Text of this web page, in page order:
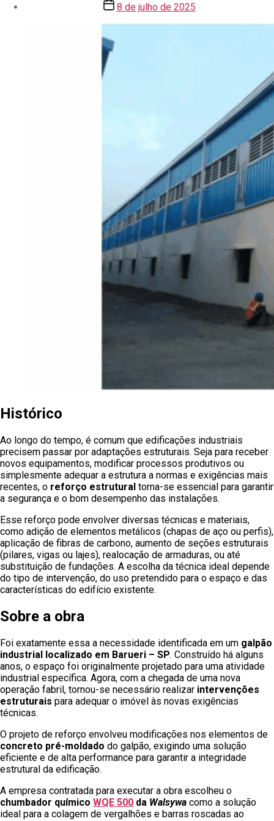
8 de julho de 2025
Histórico
Ao longo do tempo, é comum que edificações industriais
precisem passar por adaptações estruturais. Seja para receber
novos equipamentos, modificar processos produtivos ou
simplesmente adequar a estrutura a normas e exigências mais
recentes, o reforço estrutural torna-se essencial para garantir
a segurança e o bom desempenho das instalações.
Esse reforço pode envolver diversas técnicas e materiais,
como adição de elementos metálicos (chapas de aço ou perfis),
aplicação de fibras de carbono, aumento de seções estruturais
(pilares, vigas ou lajes), realocação de armaduras, ou até
substituição de fundações. A escolha da técnica ideal depende
do tipo de intervenção, do uso pretendido para o espaço e das
características do edifício existente.
Sobre a obra
Foi exatamente essa a necessidade identificada em um galpão
industrial localizado em Barueri – SP. Construído há alguns
anos, o espaço foi originalmente projetado para uma atividade
industrial específica. Agora, com a chegada de uma nova
operação fabril, tornou-se necessário realizar intervenções
estruturais para adequar o imóvel às novas exigências
técnicas.
O projeto de reforço envolveu modificações nos elementos de
concreto pré-moldado do galpão, exigindo uma solução
eficiente e de alta performance para garantir a integridade
estrutural da edificação.
A empresa contratada para executar a obra escolheu o
chumbador químico WQE 500 da Walsywa como a solução
ideal para a colagem de vergalhões e barras roscadas ao